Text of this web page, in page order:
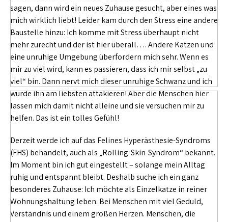
sagen, dann wird ein neues Zuhause gesucht, aber eines was
mich wirklich liebt! Leider kam durch den Stress eine andere
Baustelle hinzu: Ich komme mit Stress überhaupt nicht
mehr zurecht und der ist hier überall…. Andere Katzen und
eine unruhige Umgebung überfordern mich sehr. Wenn es
mir zu viel wird, kann es passieren, dass ich mir selbst „zu
viel“ bin. Dann nervt mich dieser unruhige Schwanz und ich
würde ihn am liebsten attakieren! Aber die Menschen hier
lassen mich damit nicht alleine und sie versuchen mir zu
helfen. Das ist ein tolles Gefühl!
Derzeit werde ich auf das Felines Hyperästhesie-Syndroms
(FHS) behandelt, auch als „Rolling-Skin-Syndrom“ bekannt.
Im Moment bin ich gut eingestellt – solange mein Alltag
ruhig und entspannt bleibt. Deshalb suche ich ein ganz
besonderes Zuhause: Ich möchte als Einzelkatze in reiner
Wohnungshaltung leben. Bei Menschen mit viel Geduld,
Verständnis und einem großen Herzen. Menschen, die